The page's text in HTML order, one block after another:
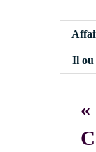
Il ou